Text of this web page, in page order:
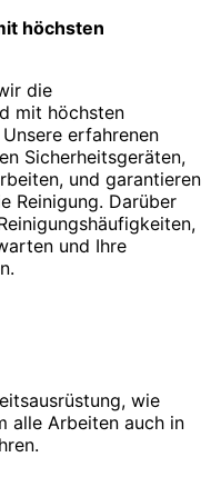
höchsten
die
mit höchsten
erfahrenen
Sicherheitsgeräten,
und garantieren
Reinigung. Darüber
und Ihre
wie
alle Arbeiten auch in